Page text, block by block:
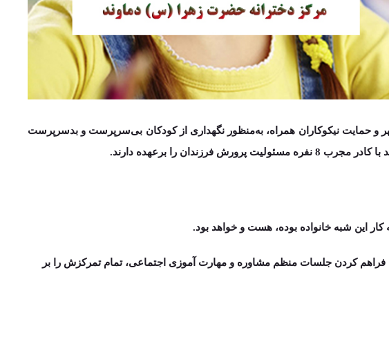
و حمایت نیکوکاران همراه، به­‌منظور نگهداری از کودکان بی­‌سرپرست و بدسرپرست
مسئولیت پرورش فرزندان را برعهده دارند.
این شبه خانواده بوده، هست و خواهد بود.
تمام تمرکزش را بر